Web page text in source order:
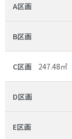
A区画
B区画
C区画 247.48㎡
D区画
E区画